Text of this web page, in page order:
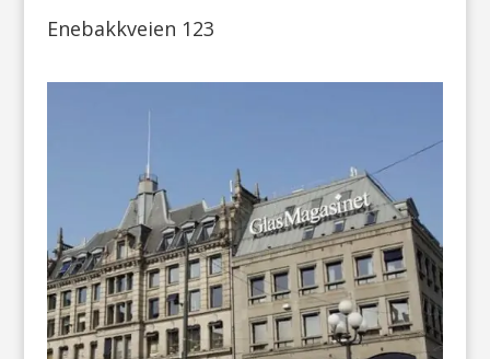
Enebakkveien 123